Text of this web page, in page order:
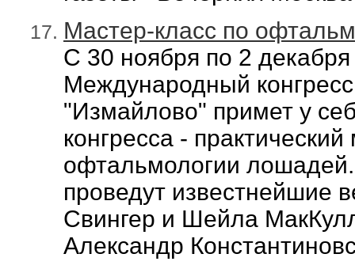
Мастер-класс по
С 30 ноября по 2
Международный
"Измайлово" примет у
конгресса -
офтальмологии
проведут известнейшие
Свингер и Шейла
Александр